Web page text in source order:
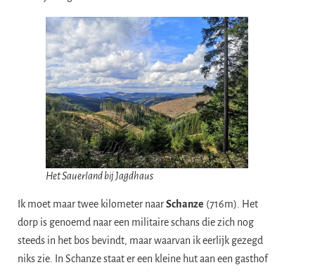
Het Sauerland bij Jagdhaus
Ik moet maar twee kilometer naarSchanze (716m). Het
dorp is genoemd naar een militaire schans die zich nog
steeds in het bos bevindt, maar waarvan ik eerlijk gezegd
niks zie. In Schanze staat er een kleine hut aan een gasthof